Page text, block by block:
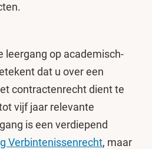
leergang op academisch-
dat u over een
contractenrecht dient te
vijf jaar relevante
is een verdiepend
Verbintenissenrecht, maar